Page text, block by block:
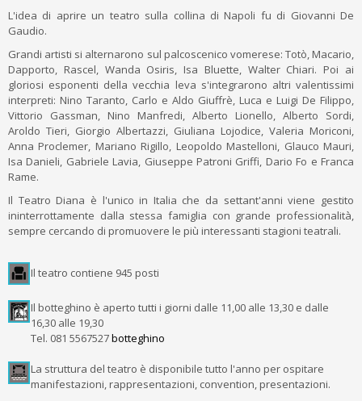
L'idea di aprire un teatro sulla collina di Napoli fu di Giovanni De
Gaudio.
Grandi artisti si alternarono sul palcoscenico vomerese: Totò, Macario,
Dapporto, Rascel, Wanda Osiris, Isa Bluette, Walter Chiari. Poi ai
gloriosi esponenti della vecchia leva s'integrarono altri valentissimi
interpreti: Nino Taranto, Carlo e Aldo Giuffrè, Luca e Luigi De Filippo,
Vittorio Gassman, Nino Manfredi, Alberto Lionello, Alberto Sordi,
Aroldo Tieri, Giorgio Albertazzi, Giuliana Lojodice, Valeria Moriconi,
Anna Proclemer, Mariano Rigillo, Leopoldo Mastelloni, Glauco Mauri,
Isa Danieli, Gabriele Lavia, Giuseppe Patroni Griffi, Dario Fo e Franca
Rame.
Il Teatro Diana è l'unico in Italia che da settant'anni viene gestito
ininterrottamente dalla stessa famiglia con grande professionalità,
sempre cercando di promuovere le più interessanti stagioni teatrali.
Il teatro contiene 945 posti
Il botteghino è aperto tutti i giorni dalle 11,00 alle 13,30 e dalle
16,30 alle 19,30
Tel. 081 5567527botteghino
La struttura del teatro è disponibile tutto l'anno per ospitare
manifestazioni, rappresentazioni, convention, presentazioni.